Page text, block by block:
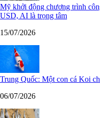
Mỹ khởi động chương trình
USD, AI là trọng tâm
15/07/2026
Trung Quốc: Một con cá Koi
06/07/2026